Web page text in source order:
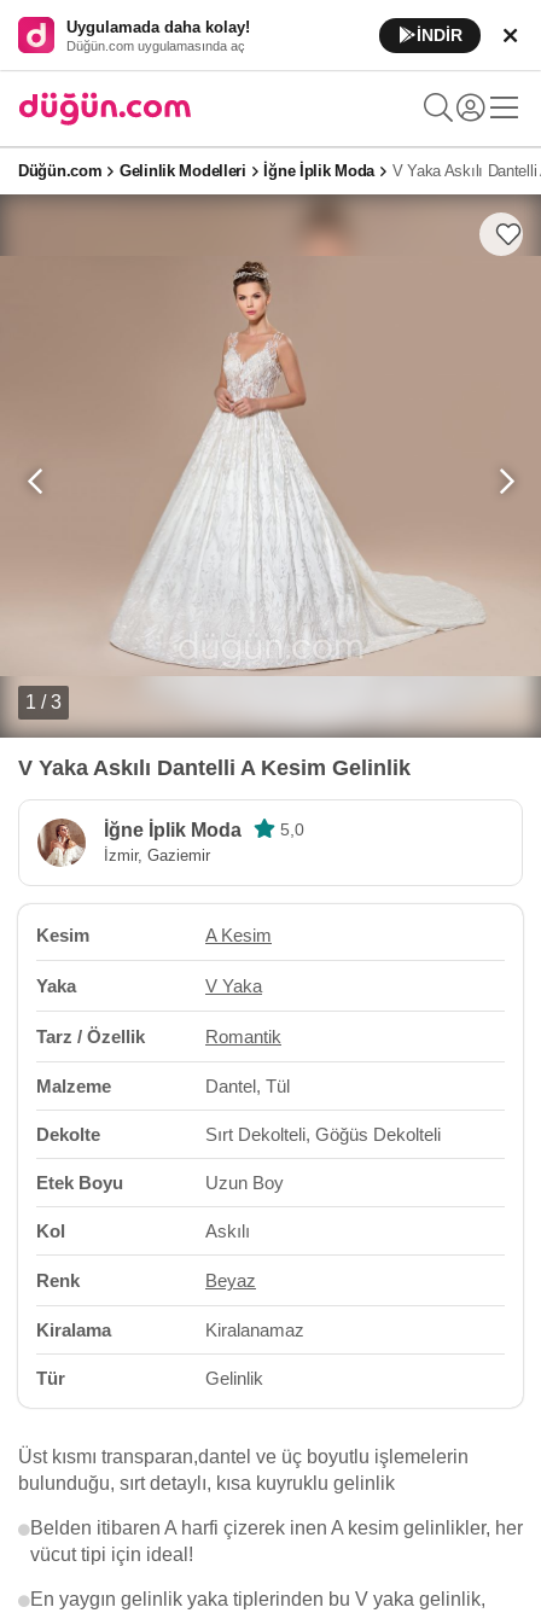
Uygulamada daha kolay!
Düğün.com uygulamasında aç
İNDİR
Düğün.com Gelinlik Modelleri İğne İplik Moda V Yaka Askılı
1 / 3
V Yaka Askılı Dantelli A Kesim Gelinlik
İğne İplik Moda 5,0
İzmir, Gaziemir
Kesim A Kesim
Yaka V Yaka
Tarz / Özellik Romantik
Malzeme Dantel, Tül
Dekolte Sırt Dekolteli, Göğüs Dekolteli
Etek Boyu Uzun Boy
Kol Askılı
Renk Beyaz
Kiralama Kiralanamaz
Tür Gelinlik
Üst kısmı transparan,dantel ve üç boyutlu işlemelerin
bulunduğu, sırt detaylı, kısa kuyruklu gelinlik
Belden itibaren A harfi çizerek inen A kesim gelinlikler, her
vücut tipi için ideal!
En yaygın gelinlik yaka tiplerinden bu V yaka gelinlik,